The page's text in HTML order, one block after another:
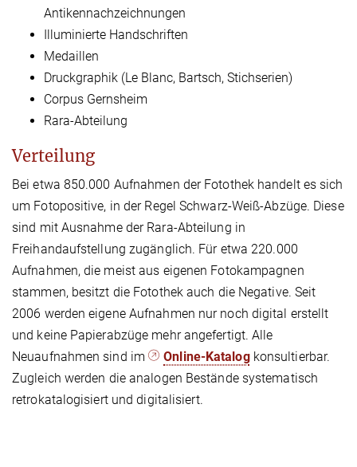
Antikennachzeichnungen
Illuminierte Handschriften
Medaillen
Druckgraphik (Le Blanc, Bartsch, Stichserien)
Corpus Gernsheim
Rara-Abteilung
Verteilung
Bei etwa 850.000 Aufnahmen der Fotothek handelt es sich
um Fotopositive, in der Regel Schwarz-Weiß-Abzüge. Diese
sind mit Ausnahme der Rara-Abteilung in
Freihandaufstellung zugänglich. Für etwa 220.000
Aufnahmen, die meist aus eigenen Fotokampagnen
stammen, besitzt die Fotothek auch die Negative. Seit
2006 werden eigene Aufnahmen nur noch digital erstellt
und keine Papierabzüge mehr angefertigt. Alle
Neuaufnahmen sind im
Online-Katalogkonsultierbar.
Zugleich werden die analogen Bestände systematisch
retrokatalogisiert und digitalisiert.